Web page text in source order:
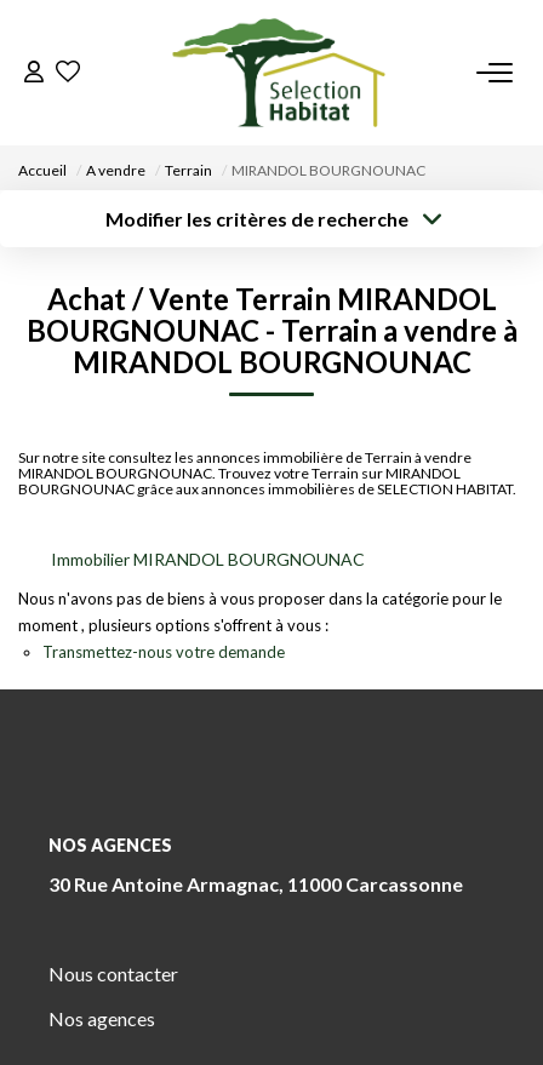
ACCUEIL
DÉPOSEZ VOTRE RECHERCHE
CONTACT
Accueil A vendre Terrain MIRANDOL BOURGNOUNAC
Modifier les critères de recherche
Surface min Budget max Rayon
Créer une
Achat / Vente Terrain MIRANDOL
BOURGNOUNAC - Terrain a vendre à
MIRANDOL BOURGNOUNAC
Sur notre site consultez les annonces immobilière de Terrain à vendre
MIRANDOL BOURGNOUNAC. Trouvez votre Terrain sur MIRANDOL
BOURGNOUNAC grâce aux annonces immobilières de SELECTION HABITAT.
Immobilier MIRANDOL BOURGNOUNAC
Nous n'avons pas de biens à vous proposer dans la catégorie pour le
moment , plusieurs options s'offrent à vous :
Transmettez-nous votre demande
NOS AGENCES
30 Rue Antoine Armagnac, 11000 Carcassonne
Nous contacter
Nos agences